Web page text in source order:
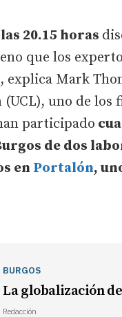
20.15 horas
que los
explica Mark
(UCL), uno de
participado
de dos
en Portalón,
BURGOS
La globalización
Redacción